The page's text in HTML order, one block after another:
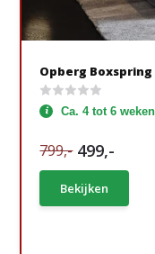
Opberg
Ca. 4 tot 6 weken
799,- 499,-
Bekijken